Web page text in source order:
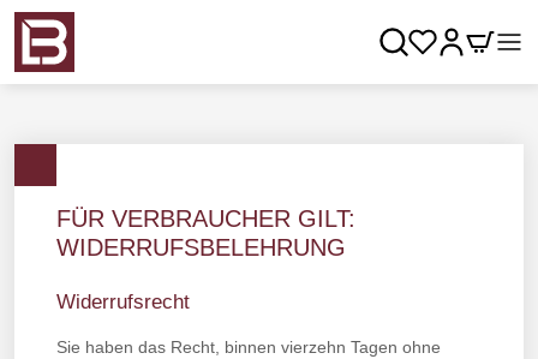
Zum Hauptinhalt springen
Suche
Gebrauchtes
Unser Angebot rund um ...
FÜR VERBRAUCHER GILT:
WIDERRUFSBELEHRUNG
Widerrufsrecht
Sie haben das Recht, binnen vierzehn Tagen ohne